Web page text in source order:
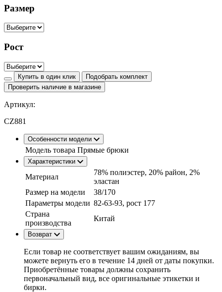
Размер
Рост
Купить в один клик
Подобрать комплект
Проверить наличие в магазине
Артикул:
CZ881
Особенности модели
Модель товара Прямые брюки
Характеристики
Материал
78% полиэстер, 20% район, 2%
эластан
Размер на модели
38/170
Параметры модели 82-63-93, рост 177
Страна
производства
Китай
Возврат
Если товар не соответствует вашим ожиданиям, вы
можете вернуть его в течение 14 дней от даты покупки.
Приобретённые товары должны сохранить
первоначальный вид, все оригинальные этикетки и
бирки.